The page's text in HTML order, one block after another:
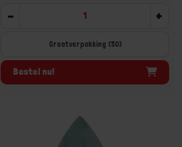
- +
Grootverpakking (50)
Bestel nu!